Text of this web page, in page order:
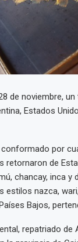
de noviembre,
Estados
por
de
chancay, inca
nazca,
Bajos,
repatriado de